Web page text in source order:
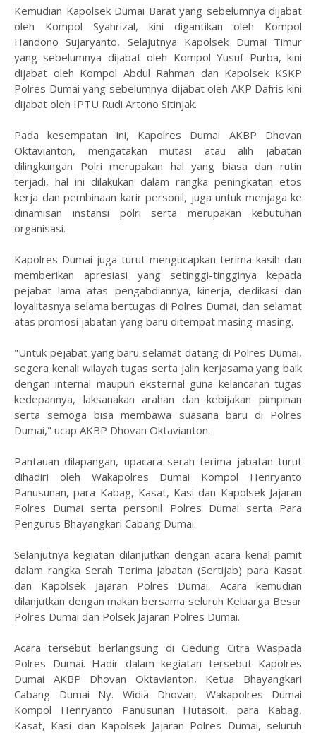
Kemudian Kapolsek Dumai Barat yang sebelumnya dijabat
oleh Kompol Syahrizal, kini digantikan oleh Kompol
Handono Sujaryanto, Selajutnya Kapolsek Dumai Timur
yang sebelumnya dijabat oleh Kompol Yusuf Purba, kini
dijabat oleh Kompol Abdul Rahman dan Kapolsek KSKP
Polres Dumai yang sebelumnya dijabat oleh AKP Dafris kini
dijabat oleh IPTU Rudi Artono Sitinjak.
Pada kesempatan ini, Kapolres Dumai AKBP Dhovan
Oktavianton, mengatakan mutasi atau alih jabatan
dilingkungan Polri merupakan hal yang biasa dan rutin
terjadi, hal ini dilakukan dalam rangka peningkatan etos
kerja dan pembinaan karir personil, juga untuk menjaga ke
dinamisan instansi polri serta merupakan kebutuhan
organisasi.
Kapolres Dumai juga turut mengucapkan terima kasih dan
memberikan apresiasi yang setinggi-tingginya kepada
pejabat lama atas pengabdiannya, kinerja, dedikasi dan
loyalitasnya selama bertugas di Polres Dumai, dan selamat
atas promosi jabatan yang baru ditempat masing-masing.
"Untuk pejabat yang baru selamat datang di Polres Dumai,
segera kenali wilayah tugas serta jalin kerjasama yang baik
dengan internal maupun eksternal guna kelancaran tugas
kedepannya, laksanakan arahan dan kebijakan pimpinan
serta semoga bisa membawa suasana baru di Polres
Dumai," ucap AKBP Dhovan Oktavianton.
Pantauan dilapangan, upacara serah terima jabatan turut
dihadiri oleh Wakapolres Dumai Kompol Henryanto
Panusunan, para Kabag, Kasat, Kasi dan Kapolsek Jajaran
Polres Dumai serta personil Polres Dumai serta Para
Pengurus Bhayangkari Cabang Dumai.
Selanjutnya kegiatan dilanjutkan dengan acara kenal pamit
dalam rangka Serah Terima Jabatan (Sertijab) para Kasat
dan Kapolsek Jajaran Polres Dumai. Acara kemudian
dilanjutkan dengan makan bersama seluruh Keluarga Besar
Polres Dumai dan Polsek Jajaran Polres Dumai.
Acara tersebut berlangsung di Gedung Citra Waspada
Polres Dumai. Hadir dalam kegiatan tersebut Kapolres
Dumai AKBP Dhovan Oktavianton, Ketua Bhayangkari
Cabang Dumai Ny. Widia Dhovan, Wakapolres Dumai
Kompol Henryanto Panusunan Hutasoit, para Kabag,
Kasat, Kasi dan Kapolsek Jajaran Polres Dumai, seluruh